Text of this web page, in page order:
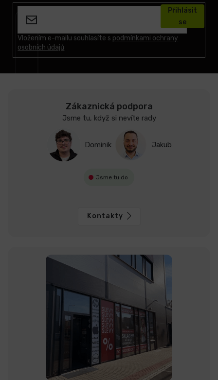
Vložením e-mailu souhlasíte s podmínkami ochrany
osobních údajů
Přihlásit
se
Zákaznická podpora
Jsme tu, když si nevíte rady
Dominik Jakub
Jsme tu do
Kontakty